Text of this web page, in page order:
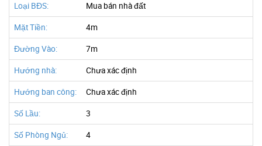
Loại BĐS: Mua bán nhà đất
Mặt Tiền: 4m
Đường Vào: 7m
Hướng nhà: Chưa xác định
Hướng ban công: Chưa xác định
Số Lầu: 3
Số Phòng Ngủ: 4